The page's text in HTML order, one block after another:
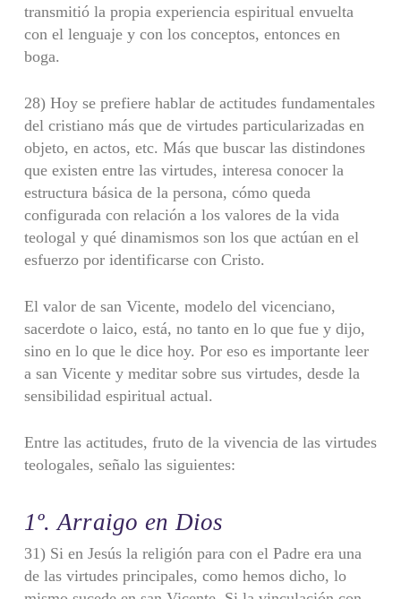
transmitió la propia experiencia espiritual envuelta
con el lenguaje y con los con­ceptos, entonces en
boga.
28) Hoy se prefiere hablar de actitudes fundamentales
del cristiano más que de virtudes particularizadas en
objeto, en actos, etc. Más que buscar las distindones
que existen entre las virtudes, interesa conocer la
estructura básica de la persona, cómo queda
configurada con relación a los valores de la vida
teologal y qué dinamismos son los que actúan en el
esfuerzo por identificarse con Cristo.
El valor de san Vicente, modelo del vicenciano,
sacerdote o laico, está, no tanto en lo que fue y dijo,
sino en lo que le dice hoy. Por eso es importante leer
a san Vicente y meditar sobre sus virtudes, desde la
sensibilidad espiritual actual.
Entre las actitudes, fruto de la vivencia de las virtudes
teologales, señalo las siguientes:
1º. Arraigo en Dios
31) Si en Jesús la religión para con el Padre era una
de las virtudes princi­pales, como hemos dicho, lo